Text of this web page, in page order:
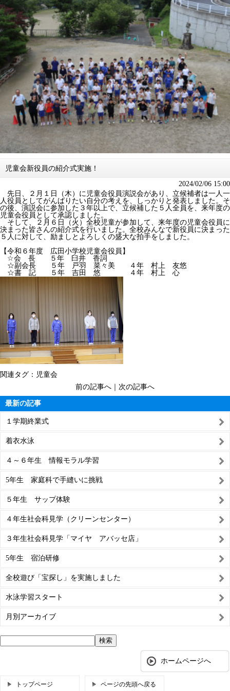
児童会新役員の紹介式実施！
2024/02/06 15:00
先日、２月１日（木）に児童会役員演説会があり、立候補者は一人一
人役員としてがんばりたい自分の考えを、しっかりと発表しました。そ
の後、演説会に参加した３年以上で、立候補した５人全員を、来年度の
児童会役員として承認しました。
そして、２月６日（火）全校児童が参加して、来年度の児童会役員に
決まった皆さんの紹介式を行いました。全校みんなで新役員に決まった
５人に対して、励ましとよろしくの盛大な拍手をしました。
【令和６年度 広田小学校児童会役員】
☆会 長 ５年 臼井 香詞
☆副会長 ５年 戸羽 菜々美 ４年 村上 友悠
☆書 記 ５年 吉田 悠 ４年 村上 心
関連タグ： 児童会
前の記事へ
次の記事へ
最新の記事
１学期終業式
着衣水泳
４～６年生 情報モラル学習
5年生 家庭科で手縫いに挑戦
５年生 サップ体験
４年生社会科見学（クリーンセンター）
３年生社会科見学「マイヤ アバッセ店」
5年生 宿泊研修
全校遊び「宝探し」を実施しました
水泳学習スタート
月別アーカイブ
ホームページへ
トップページ ページの先頭へ戻る